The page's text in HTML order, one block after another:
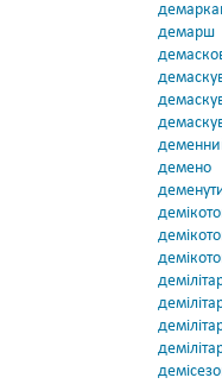
демарш
демено